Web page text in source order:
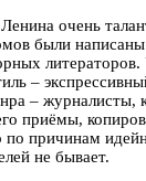
очень
были
–
– журналисты,
приёмы,
по причинам
не бывает.